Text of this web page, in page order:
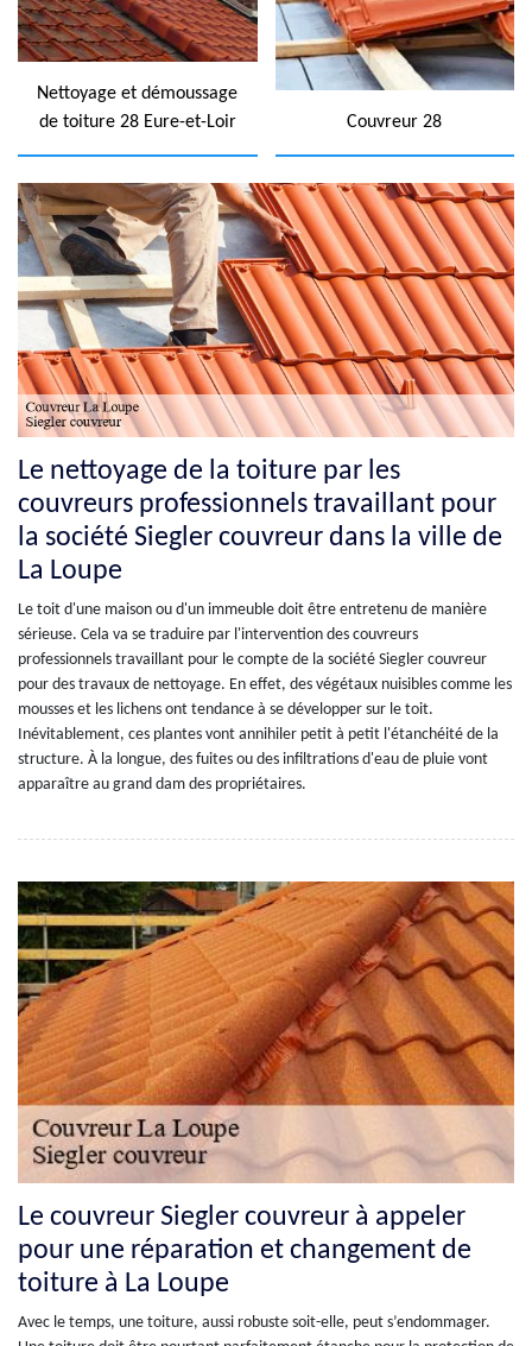
Nettoyage et démoussage
de toiture 28 Eure-et-Loir
Couvreur 28
Le nettoyage de la toiture par les
couvreurs professionnels travaillant pour
la société Siegler couvreur dans la ville de
La Loupe
Le toit d'une maison ou d'un immeuble doit être entretenu de manière
sérieuse. Cela va se traduire par l'intervention des couvreurs
professionnels travaillant pour le compte de la société Siegler couvreur
pour des travaux de nettoyage. En effet, des végétaux nuisibles comme les
mousses et les lichens ont tendance à se développer sur le toit.
Inévitablement, ces plantes vont annihiler petit à petit l'étanchéité de la
structure. À la longue, des fuites ou des infiltrations d'eau de pluie vont
apparaître au grand dam des propriétaires.
Le couvreur Siegler couvreur à appeler
pour une réparation et changement de
toiture à La Loupe
Avec le temps, une toiture, aussi robuste soit-elle, peut s’endommager.